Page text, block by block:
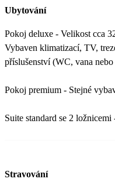
Ubytování
Pokoj deluxe - Velikost cca
Vybaven klimatizací, TV,
příslušenství (WC, vana
Pokoj premium - Stejné
Suite standard se 2
Stravování